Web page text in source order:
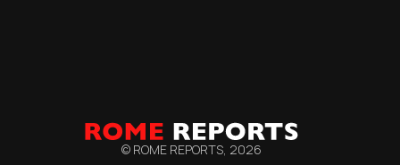
© ROME REPORTS, 2026